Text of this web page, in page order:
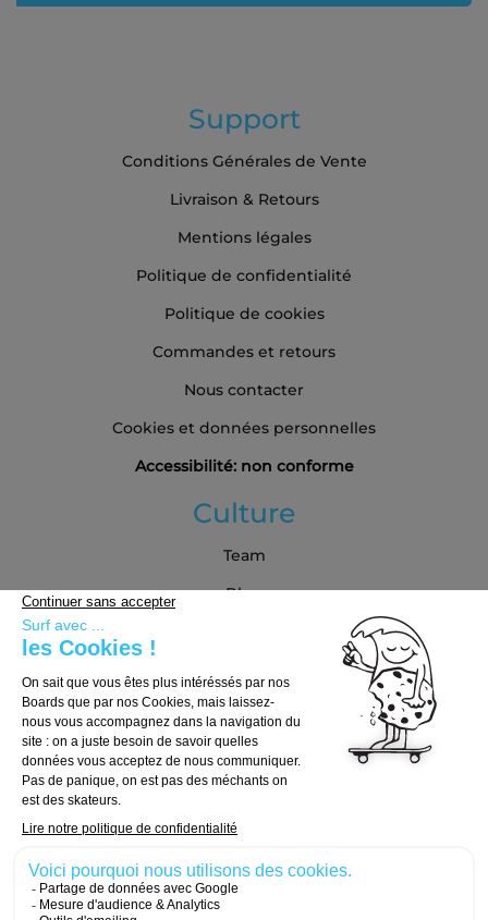
:
Support
Conditions Générales de Vente
Livraison & Retours
Mentions légales
Politique de confidentialité
Politique de cookies
Commandes et retours
Nous contacter
Cookies et données personnelles
Accessibilité: non conforme
Culture
Team
Blog
Guide d'achat
Choisir sa board
Choisir ses roues